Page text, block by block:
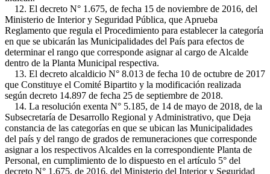
12. El decreto N° 1.675, de fecha 15 de noviembre de 2016, del
Ministerio de Interior y Seguridad Pública, que Aprueba
Reglamento que regula el Procedimiento para establecer la categoría
en que se ubicarán las Municipalidades del País para efectos de
determinar el rango que corresponde asignar al cargo de Alcalde
dentro de la Planta Municipal respectiva.
13. El decreto alcaldicio N° 8.013 de fecha 10 de octubre de 2017
que Constituye el Comité Bipartito y la modificación realizada
según decreto 14.897 de fecha 25 de septiembre de 2018.
14. La resolución exenta N° 5.185, de 14 de mayo de 2018, de la
Subsecretaría de Desarrollo Regional y Administrativo, que Deja
constancia de las categorías en que se ubican las Municipalidades
del país y del rango de grados de remuneraciones que corresponde
asignar a los respectivos Alcaldes en la correspondiente Planta de
Personal, en cumplimiento de lo dispuesto en el artículo 5° del
decreto N° 1.675, de 2016, del Ministerio del Interior y Seguridad